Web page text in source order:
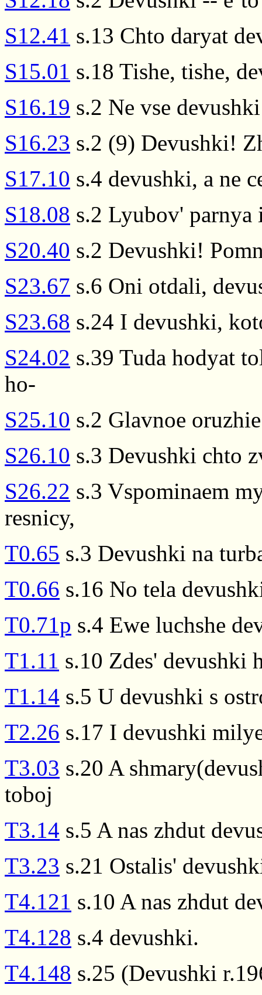
S12.41 s.13 Chto daryat
S15.01 s.18 Tishe, tishe,
S16.19 s.2 Ne vse
S16.23 s.2 (9) Devushki!
S17.10 s.4 devushki, a ne
S18.08 s.2 Lyubov' parnya
S20.40 s.2 Devushki!
S23.67 s.6 Oni otdali,
S23.68 s.24 I devushki,
S24.02 s.39 Tuda hodyat
ho-
S25.10 s.2 Glavnoe
S26.10 s.3 Devushki chto
S26.22 s.3 Vspominaem
resnicy,
T0.65 s.3 Devushki na
T0.66 s.16 No tela
T0.71p s.4 Ewe luchshe
T1.11 s.10 Zdes' devushki
T1.14 s.5 U devushki s
T2.26 s.17 I devushki
T3.03 s.20 A
toboj
T3.14 s.5 A nas zhdut
T3.23 s.21 Ostalis'
T4.121 s.10 A nas zhdut
T4.128 s.4 devushki.
T4.148 s.25 (Devushki